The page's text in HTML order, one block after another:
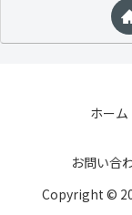
ホーム
お問い合
Copyright ©